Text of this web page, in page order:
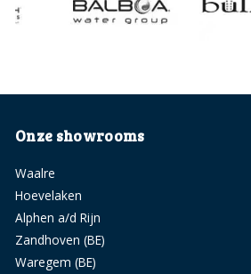
Onze showrooms
Waalre
Hoevelaken
Alphen a/d Rijn
Zandhoven (BE)
Waregem (BE)